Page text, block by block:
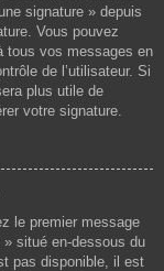
signature » depuis
Vous pouvez
tous vos messages en
de l’utilisateur. Si
plus utile de
votre signature.
le premier message
» situé en-dessous du
pas disponible, il est